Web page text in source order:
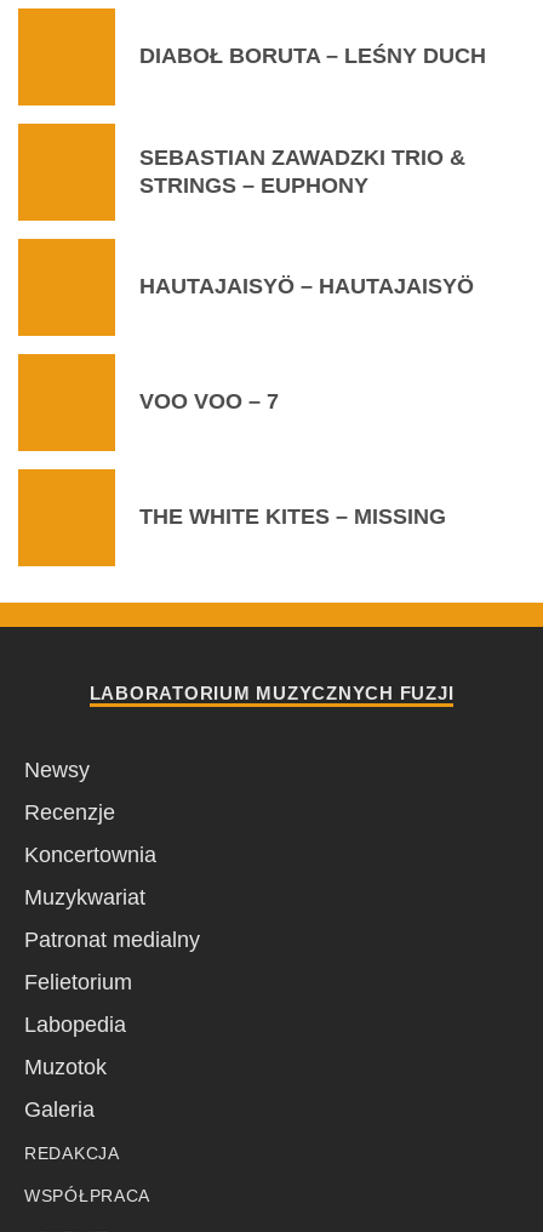
DIABOŁ BORUTA – LEŚNY DUCH
SEBASTIAN ZAWADZKI TRIO &
STRINGS – EUPHONY
HAUTAJAISYÖ – HAUTAJAISYÖ
VOO VOO – 7
THE WHITE KITES – MISSING
LABORATORIUM MUZYCZNYCH FUZJI
Newsy
Recenzje
Koncertownia
Muzykwariat
Patronat medialny
Felietorium
Labopedia
Muzotok
Galeria
REDAKCJA
WSPÓŁPRACA